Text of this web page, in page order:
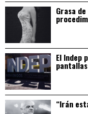
Grasa
El Indep
“Irán